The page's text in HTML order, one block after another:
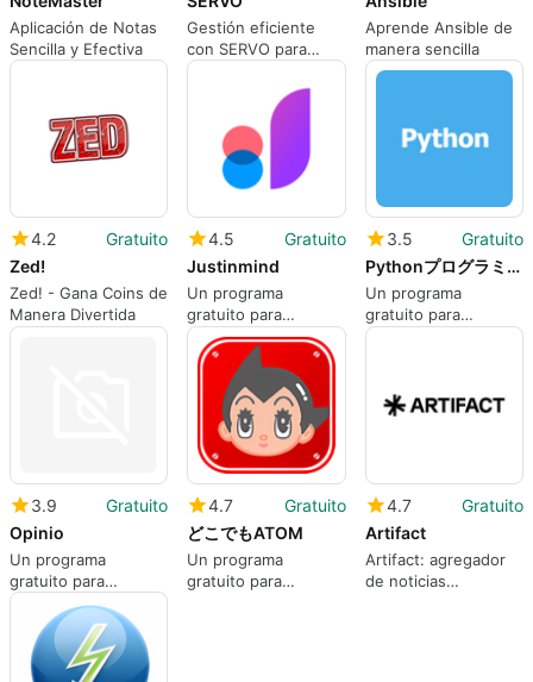
Aplicación de Notas
Sencilla y Efectiva
Gestión eficiente
con SERVO para
Android
Aprende Ansible de
manera sencilla
4.2
Gratuito
Zed!
Zed! - Gana Coins de
Manera Divertida
4.5
Gratuito
Justinmind
Un programa
gratuito para
Android, creado por
Justinmind.
3.5
Gratuito
Pythonプログラミング入門 - パイソン学習アプリ
Un programa
gratuito para
Android, de
3.9
Gratuito
Opinio
Un programa
gratuito para
Android, de Opinio.
4.7
Gratuito
どこでもATOM
Un programa
gratuito para
4.7
Gratuito
Artifact
Artifact: agregador
de noticias